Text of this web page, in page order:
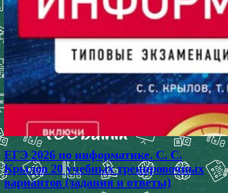
ЕГЭ 2026 по информатике. С. С.
Крылов 20 учебных тренировочных
вариантов (задания и ответы)